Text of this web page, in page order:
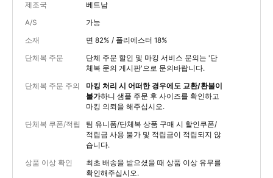
제조국 베트남
A/S 가능
소재 면 82% / 폴리에스터 18%
단체복 주문 단체 주문 할인 및 마킹 서비스 문의는 '단
체복 문의 게시판'으로 문의바랍니다.
단체복 주문 주의
마킹 처리 시 어떠한 경우에도 교환/환불이
불가하니 샘플 주문 후 사이즈를 확인하고
마킹 의뢰을 해주십시오.
단체복 쿠폰/적립
팀 유니폼/단체복 상품 구매 시 할인쿠폰/
적립금 사용 불가 및 적립금이 적립되지 않
습니다.
상품 이상 확인
최초 배송을 받으셨을 때 상품 이상 유무를
확인해주십시오.